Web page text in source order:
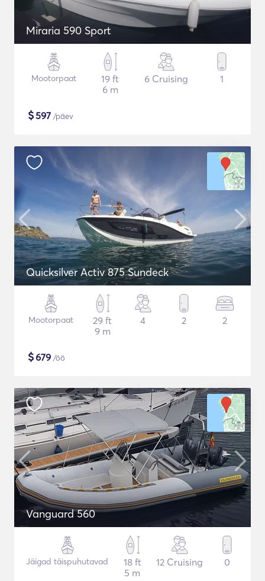
Miraria 590 Sport
Mootorpaat
19 ft
6 m
6 Cruising 1
$597 /päev
Quicksilver Activ 875 Sundeck
Mootorpaat
29 ft
9 m
4 2 2
$679 /öö
Vanguard 560
Jäigad täispuhutavad
18 ft
5 m
12 Cruising 0